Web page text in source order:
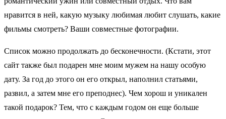
нравится в ней, какую музыку любимая любит слушать, какие
фильмы смотреть? Ваши совместные фотографии.
Список можно продолжать до бесконечности. (Кстати, этот
сайт также был подарен мне моим мужем на нашу особую
дату. За год до этого он его открыл, наполнил статьями,
развил, а затем мне его преподнес). Чем хорош и уникален
такой подарок? Тем, что с каждым годом он еще больше